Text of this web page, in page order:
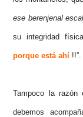
ese berenjenal
su integridad
porque está ahí !!”.
Tampoco la
debemos